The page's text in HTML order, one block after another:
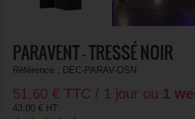
PARAVENT - TRESSÉ NOIR
Référence : DEC-PARAV-OSN
51,60 € TTC / 1 jour ou 1
43,00 € HT